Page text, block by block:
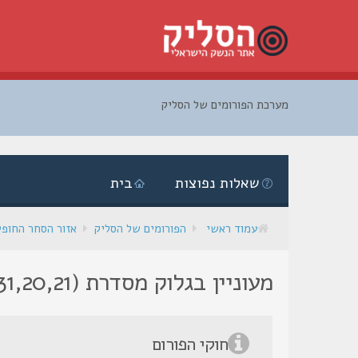
מערכת הפורומים של הסליק
בית שאלות נפוצות
עמוד ראשי הפורומים של הסליק אזור הסחר
מעוניין בגלוק מסדרת (17,22,31,20,21) standard
חוקי הפורום